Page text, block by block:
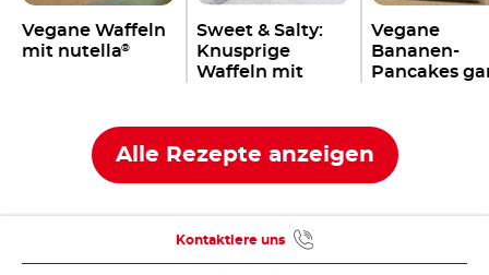
Vegane Waffeln
mit nutella®
Sweet & Salty:
Knusprige
Waffeln mit
Vegane
Bananen-
Pancakes
nutella
Alle Rezepte anzeigen
Kontaktiere uns